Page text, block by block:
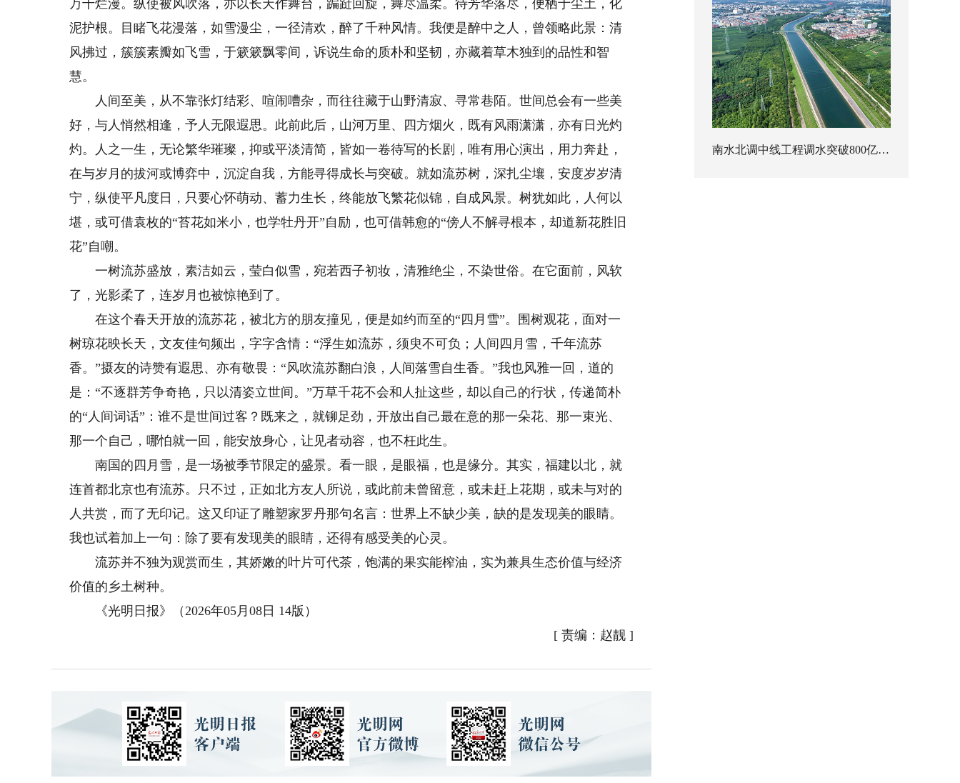
万千烂漫。纵使被风吹落，亦以长天作舞台，蹁跹回旋，舞尽温柔。待芳华落尽，便栖于尘土，化
泥护根。目睹飞花漫落，如雪漫尘，一径清欢，醉了千种风情。我便是醉中之人，曾领略此景：清
风拂过，簇簇素瓣如飞雪，于簌簌飘零间，诉说生命的质朴和坚韧，亦藏着草木独到的品性和智
慧。
人间至美，从不靠张灯结彩、喧闹嘈杂，而往往藏于山野清寂、寻常巷陌。世间总会有一些美
好，与人悄然相逢，予人无限遐思。此前此后，山河万里、四方烟火，既有风雨潇潇，亦有日光灼
灼。人之一生，无论繁华璀璨，抑或平淡清简，皆如一卷待写的长剧，唯有用心演出，用力奔赴，
在与岁月的拔河或博弈中，沉淀自我，方能寻得成长与突破。就如流苏树，深扎尘壤，安度岁岁清
宁，纵使平凡度日，只要心怀萌动、蓄力生长，终能放飞繁花似锦，自成风景。树犹如此，人何以
堪，或可借袁枚的“苔花如米小，也学牡丹开”自励，也可借韩愈的“傍人不解寻根本，却道新花胜旧
花”自嘲。
一树流苏盛放，素洁如云，莹白似雪，宛若西子初妆，清雅绝尘，不染世俗。在它面前，风软
了，光影柔了，连岁月也被惊艳到了。
在这个春天开放的流苏花，被北方的朋友撞见，便是如约而至的“四月雪”。围树观花，面对一
树琼花映长天，文友佳句频出，字字含情：“浮生如流苏，须臾不可负；人间四月雪，千年流苏
香。”摄友的诗赞有遐思、亦有敬畏：“风吹流苏翻白浪，人间落雪自生香。”我也风雅一回，道的
是：“不逐群芳争奇艳，只以清姿立世间。”万草千花不会和人扯这些，却以自己的行状，传递简朴
的“人间词话”：谁不是世间过客？既来之，就铆足劲，开放出自己最在意的那一朵花、那一束光、
那一个自己，哪怕就一回，能安放身心，让见者动容，也不枉此生。
南国的四月雪，是一场被季节限定的盛景。看一眼，是眼福，也是缘分。其实，福建以北，就
连首都北京也有流苏。只不过，正如北方友人所说，或此前未曾留意，或未赶上花期，或未与对的
人共赏，而了无印记。这又印证了雕塑家罗丹那句名言：世界上不缺少美，缺的是发现美的眼睛。
我也试着加上一句：除了要有发现美的眼睛，还得有感受美的心灵。
流苏并不独为观赏而生，其娇嫩的叶片可代茶，饱满的果实能榨油，实为兼具生态价值与经济
价值的乡土树种。
《光明日报》（2026年05月08日 14版）
[ 责编：赵靓]
南水北调中线工程调水突破800亿立方米